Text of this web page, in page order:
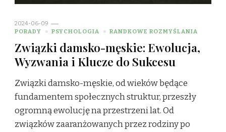
2024-06-09
PORADY
PSYCHOLOGIA RANDKOWE ROZMYŚLANIA
Związki damsko-męskie: Ewolucja,
Wyzwania i Klucze do Sukcesu
Związki damsko-męskie, od wieków będące
fundamentem społecznych struktur, przeszły
ogromną ewolucję na przestrzeni lat. Od
związków zaaranżowanych przez rodziny po